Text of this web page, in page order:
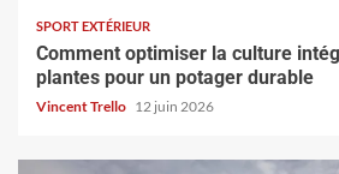
SPORT EXTÉRIEUR
Comment optimiser la culture
plantes pour un potager durable
Vincent Trello 12 juin 2026